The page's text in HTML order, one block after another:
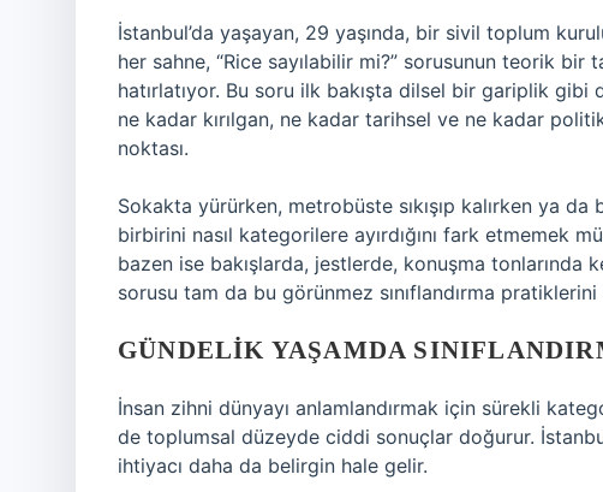
İstanbul’da yaşayan, 29 yaşında, bir sivil toplum
her sahne, “Rice sayılabilir mi?” sorusunun teorik
hatırlatıyor. Bu soru ilk bakışta dilsel bir gariplik gibi
ne kadar kırılgan, ne kadar tarihsel ve ne kadar
noktası.
Sokakta yürürken, metrobüste sıkışıp kalırken ya
birbirini nasıl kategorilere ayırdığını fark etmemek
bazen ise bakışlarda, jestlerde, konuşma tonlarında
sorusu tam da bu görünmez sınıflandırma
GÜNDELIK YAŞAMDA
İnsan zihni dünyayı anlamlandırmak için sürekli
de toplumsal düzeyde ciddi sonuçlar doğurur.
ihtiyacı daha da belirgin hale gelir.